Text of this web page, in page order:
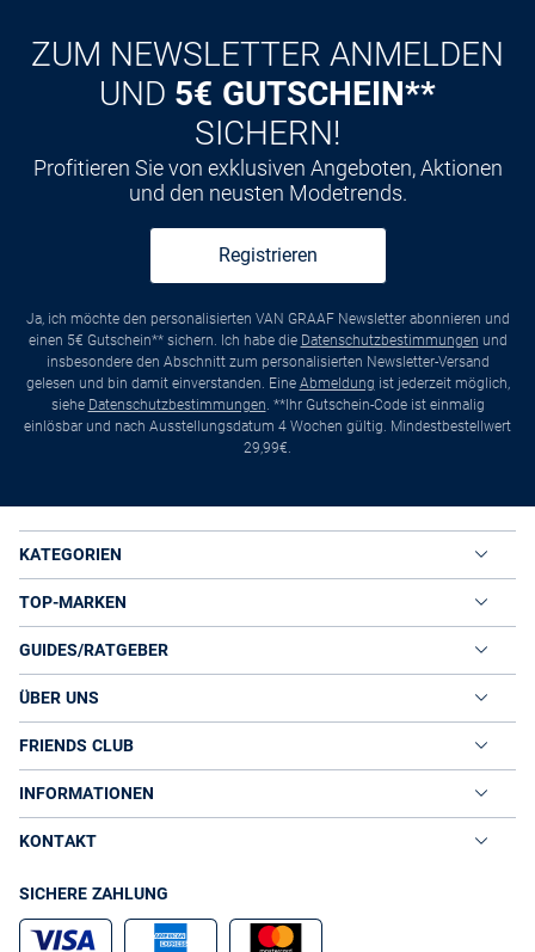
ZUM NEWSLETTER ANMELDEN
UND 5€ GUTSCHEIN**
SICHERN!
Profitieren Sie von exklusiven Angeboten, Aktionen
und den neusten Modetrends.
Registrieren
Ja, ich möchte den personalisierten VAN GRAAF Newsletter abonnieren und
einen 5€ Gutschein** sichern. Ich habe die Datenschutzbestimmungen und
insbesondere den Abschnitt zum personalisierten Newsletter-Versand
gelesen und bin damit einverstanden. Eine Abmeldung ist jederzeit möglich,
siehe Datenschutzbestimmungen. **Ihr Gutschein-Code ist einmalig
einlösbar und nach Ausstellungsdatum 4 Wochen gültig. Mindestbestellwert
29,99€.
KATEGORIEN
TOP-MARKEN
GUIDES/RATGEBER
ÜBER UNS
FRIENDS CLUB
INFORMATIONEN
KONTAKT
SICHERE ZAHLUNG